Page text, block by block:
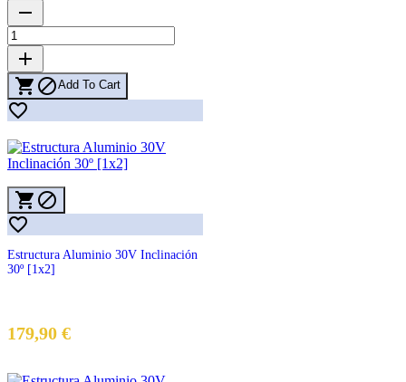
remove
add
 Add To Cart

 

Estructura Aluminio 30V Inclinación
30º [1x2]
179,90 €